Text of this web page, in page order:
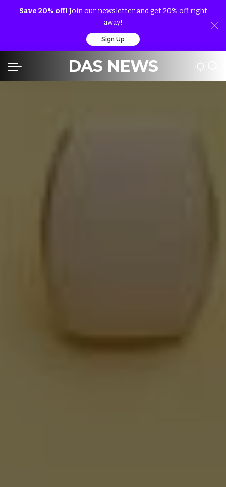
Save 20% off! Join our newsletter and get 20% off right
away!
Sign Up
DAS NEWS